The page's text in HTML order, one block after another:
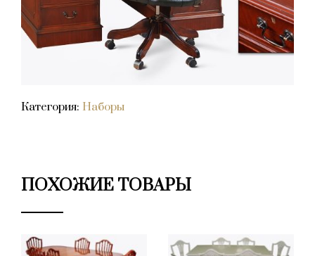
Категория: Наборы
ПОХОЖИЕ ТОВАРЫ